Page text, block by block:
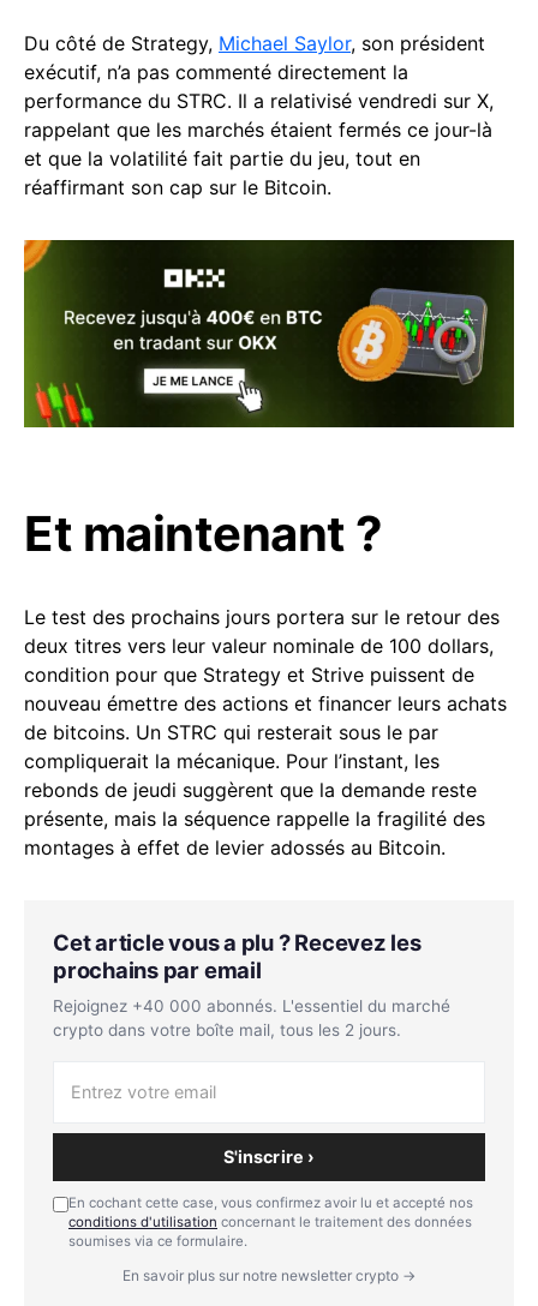
Du côté de Strategy, Michael Saylor, son président
exécutif, n’a pas commenté directement la
performance du STRC. Il a relativisé vendredi sur X,
rappelant que les marchés étaient fermés ce jour-là
et que la volatilité fait partie du jeu, tout en
réaffirmant son cap sur le Bitcoin.
Et maintenant ?
Le test des prochains jours portera sur le retour des
deux titres vers leur valeur nominale de 100 dollars,
condition pour que Strategy et Strive puissent de
nouveau émettre des actions et financer leurs achats
de bitcoins. Un STRC qui resterait sous le par
compliquerait la mécanique. Pour l’instant, les
rebonds de jeudi suggèrent que la demande reste
présente, mais la séquence rappelle la fragilité des
montages à effet de levier adossés au Bitcoin.
Cet article vous a plu ? Recevez les
prochains par email
Rejoignez +40 000 abonnés. L'essentiel du marché
crypto dans votre boîte mail, tous les 2 jours.
S'inscrire ›
En cochant cette case, vous confirmez avoir lu et accepté nos
conditions d'utilisation concernant le traitement des données
soumises via ce formulaire.
En savoir plus sur notre newsletter crypto →